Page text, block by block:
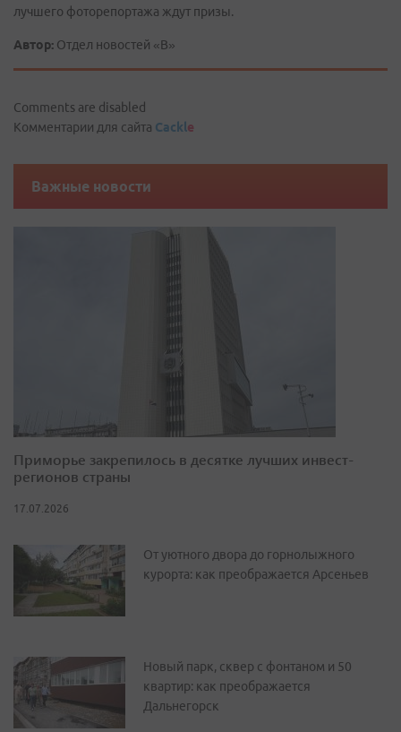
лучшего фоторепортажа ждут призы.
Автор: Отдел новостей «В»
Comments are disabled
Комментарии для сайта Cackle
Важные новости
Приморье закрепилось в десятке лучших инвест-
регионов страны
17.07.2026
От уютного двора до горнолыжного
курорта: как преображается Арсеньев
Новый парк, сквер с фонтаном и 50
квартир: как преображается
Дальнегорск